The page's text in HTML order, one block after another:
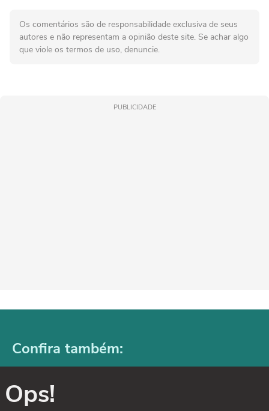
Os comentários são de responsabilidade exclusiva de seus
autores e não representam a opinião deste site. Se achar algo
que viole os termos de uso, denuncie.
PUBLICIDADE
Confira também:
Ops!